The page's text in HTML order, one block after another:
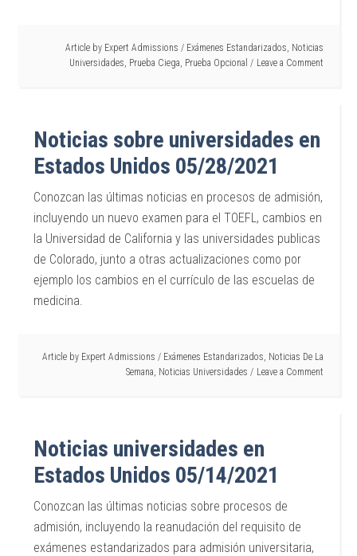
Article by Expert Admissions / Exámenes Estandarizados, Noticias
Universidades, Prueba Ciega, Prueba Opcional Leave a Comment
Noticias sobre universidades en
Estados Unidos 05/28/2021
Conozcan las últimas noticias en procesos de admisión,
incluyendo un nuevo examen para el TOEFL, cambios en
la Universidad de California y las universidades publicas
de Colorado, junto a otras actualizaciones como por
ejemplo los cambios en el currículo de las escuelas de
medicina.
Article by Expert Admissions / Exámenes Estandarizados, Noticias De La
Semana, Noticias Universidades Leave a Comment
Noticias universidades en
Estados Unidos 05/14/2021
Conozcan las últimas noticias sobre procesos de
admisión, incluyendo la reanudación del requisito de
exámenes estandarizados para admisión universitaria,